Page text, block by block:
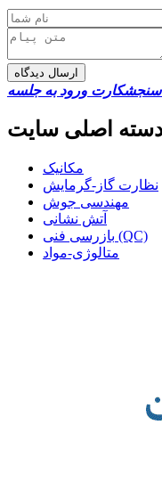
ارسال دیدگاه
سنجشکارت ورود به جلسه
اصلی سایت
مکانیک
نظارت گاز-گرمایش
مهندسی جوش
آتش نشانی
بازرسی فنی (QC)
متالوژی-مواد